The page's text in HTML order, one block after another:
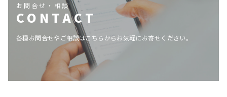
お問合せ・相談
CONTACT
各種お問合せやご相談はこちらからお気軽にお寄せください。